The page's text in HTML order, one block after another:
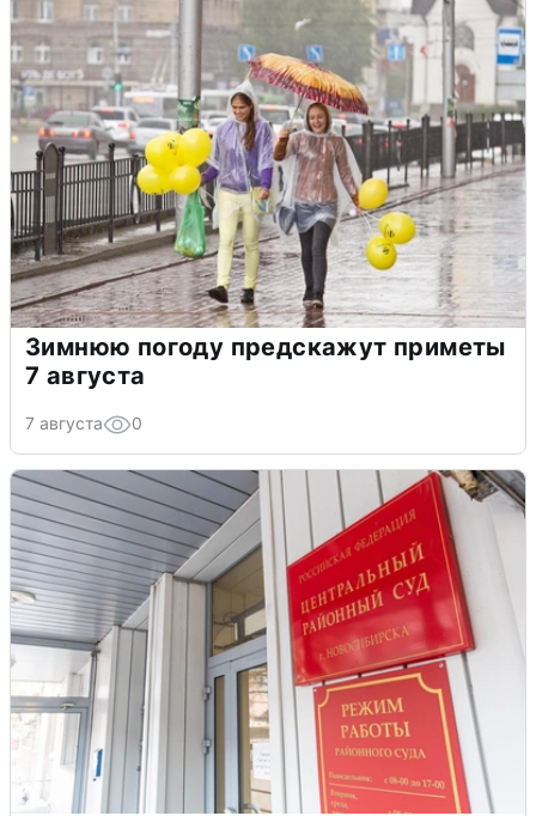
Зимнюю погоду предскажут приметы
7 августа
7 августа 0